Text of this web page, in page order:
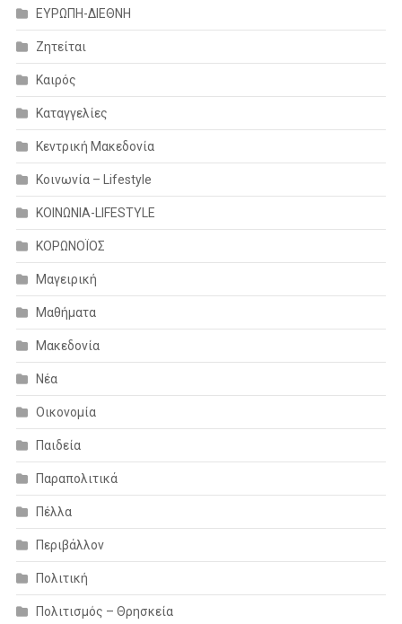
ΕΥΡΩΠΗ-ΔΙΕΘΝΗ
Ζητείται
Καιρός
Καταγγελίες
Κεντρική Μακεδονία
Κοινωνία – Lifestyle
ΚΟΙΝΩΝΙΑ-LIFESTYLE
ΚΟΡΩΝΟΪΟΣ
Μαγειρική
Μαθήματα
Μακεδονία
Νέα
Οικονομία
Παιδεία
Παραπολιτικά
Πέλλα
Περιβάλλον
Πολιτική
Πολιτισμός – Θρησκεία